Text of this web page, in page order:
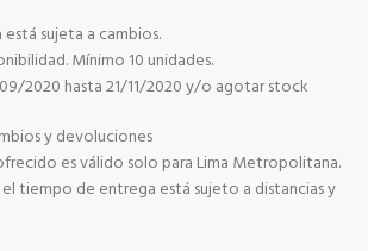
sujeta a cambios.
Mínimo 10 unidades.
2020 hasta 21/11/2020 y/o agotar stock
y devoluciones
es válido solo para Lima Metropolitana.
tiempo de entrega está sujeto a distancias y